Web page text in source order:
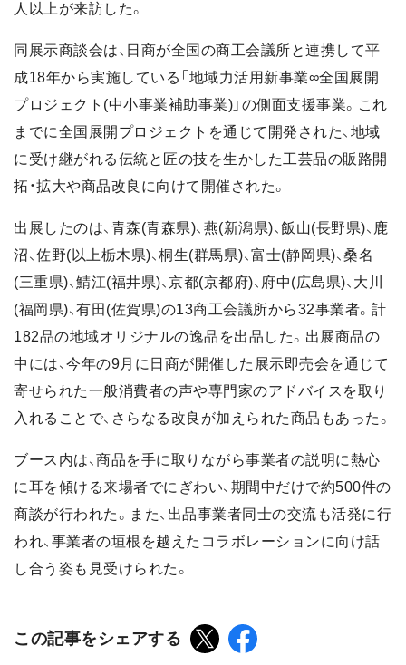
人以上が来訪した。
同展示商談会は、日商が全国の商工会議所と連携して平
成18年から実施している「地域力活用新事業∞全国展開
プロジェクト(中小事業補助事業)」の側面支援事業。これ
までに全国展開プロジェクトを通じて開発された、地域
に受け継がれる伝統と匠の技を生かした工芸品の販路開
拓・拡大や商品改良に向けて開催された。
出展したのは、青森(青森県)、燕(新潟県)、飯山(長野県)、鹿
沼、佐野(以上栃木県)、桐生(群馬県)、富士(静岡県)、桑名
(三重県)、鯖江(福井県)、京都(京都府)、府中(広島県)、大川
(福岡県)、有田(佐賀県)の13商工会議所から32事業者。計
182品の地域オリジナルの逸品を出品した。出展商品の
中には、今年の9月に日商が開催した展示即売会を通じて
寄せられた一般消費者の声や専門家のアドバイスを取り
入れることで、さらなる改良が加えられた商品もあった。
ブース内は、商品を手に取りながら事業者の説明に熱心
に耳を傾ける来場者でにぎわい、期間中だけで約500件の
商談が行われた。また、出品事業者同士の交流も活発に行
われ、事業者の垣根を越えたコラボレーションに向け話
し合う姿も見受けられた。
この記事をシェアする